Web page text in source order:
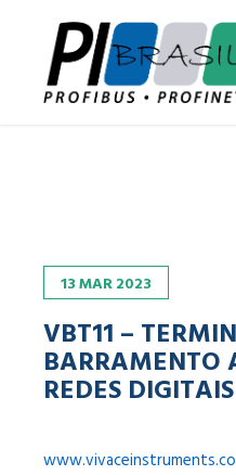
13MAR2023
VBT11 –
BARRAMENTO
REDES